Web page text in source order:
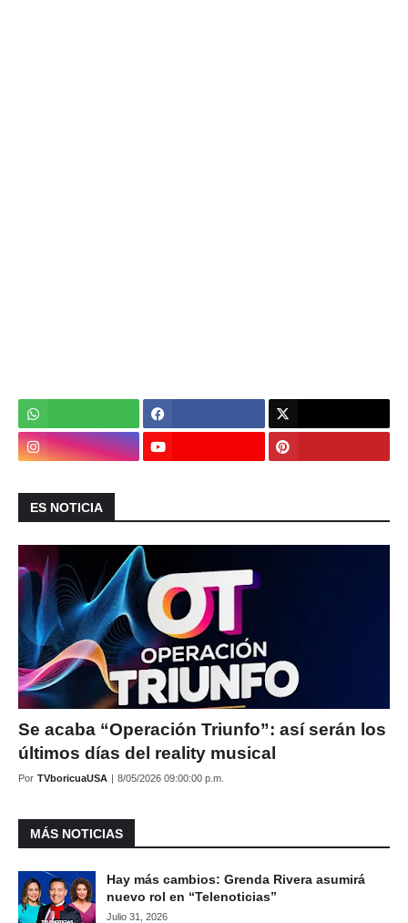
ES NOTICIA
Se acaba “Operación Triunfo”: así serán los
últimos días del reality musical
Por TVboricuaUSA | 8/05/2026 09:00:00 p.m.
MÁS NOTICIAS
Hay más cambios: Grenda Rivera asumirá
nuevo rol en “Telenoticias”
Julio 31, 2026